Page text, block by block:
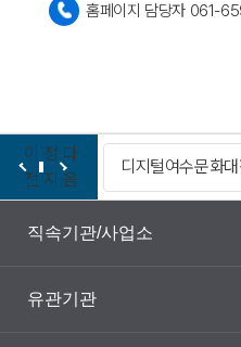
홈페이지 담당자 061-
이
전
정
지
다
음
디지털여수문화대
직속기관/사업소
유관기관